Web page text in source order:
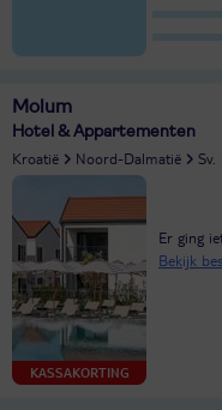
Molum
Hotel & Appartementen
Kroatië Noord-Dalmatië
KASSAKORTING
Er ging
Bekijk